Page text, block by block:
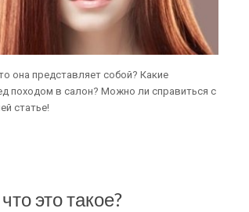
она представляет собой? Какие
походом в салон? Можно ли справиться с
статье!
это такое?